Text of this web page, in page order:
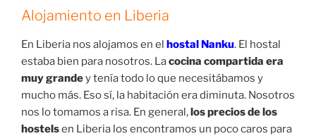
Alojamiento en Liberia
En Liberia nos alojamos en el hostal Nanku. El hostal
estaba bien para nosotros. Lacocina compartida era
muy grandey tenía todo lo que necesitábamos y
mucho más. Eso sí, la habitación era diminuta. Nosotros
nos lo tomamos a risa. En general,los precios de los
hostelsen Liberia los encontramos un poco caros para